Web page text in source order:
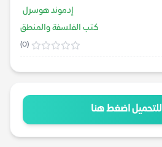
إدموند هوسرل
كتب الفلسفة والمنطق
(0)
للتحميل اضغط هنا